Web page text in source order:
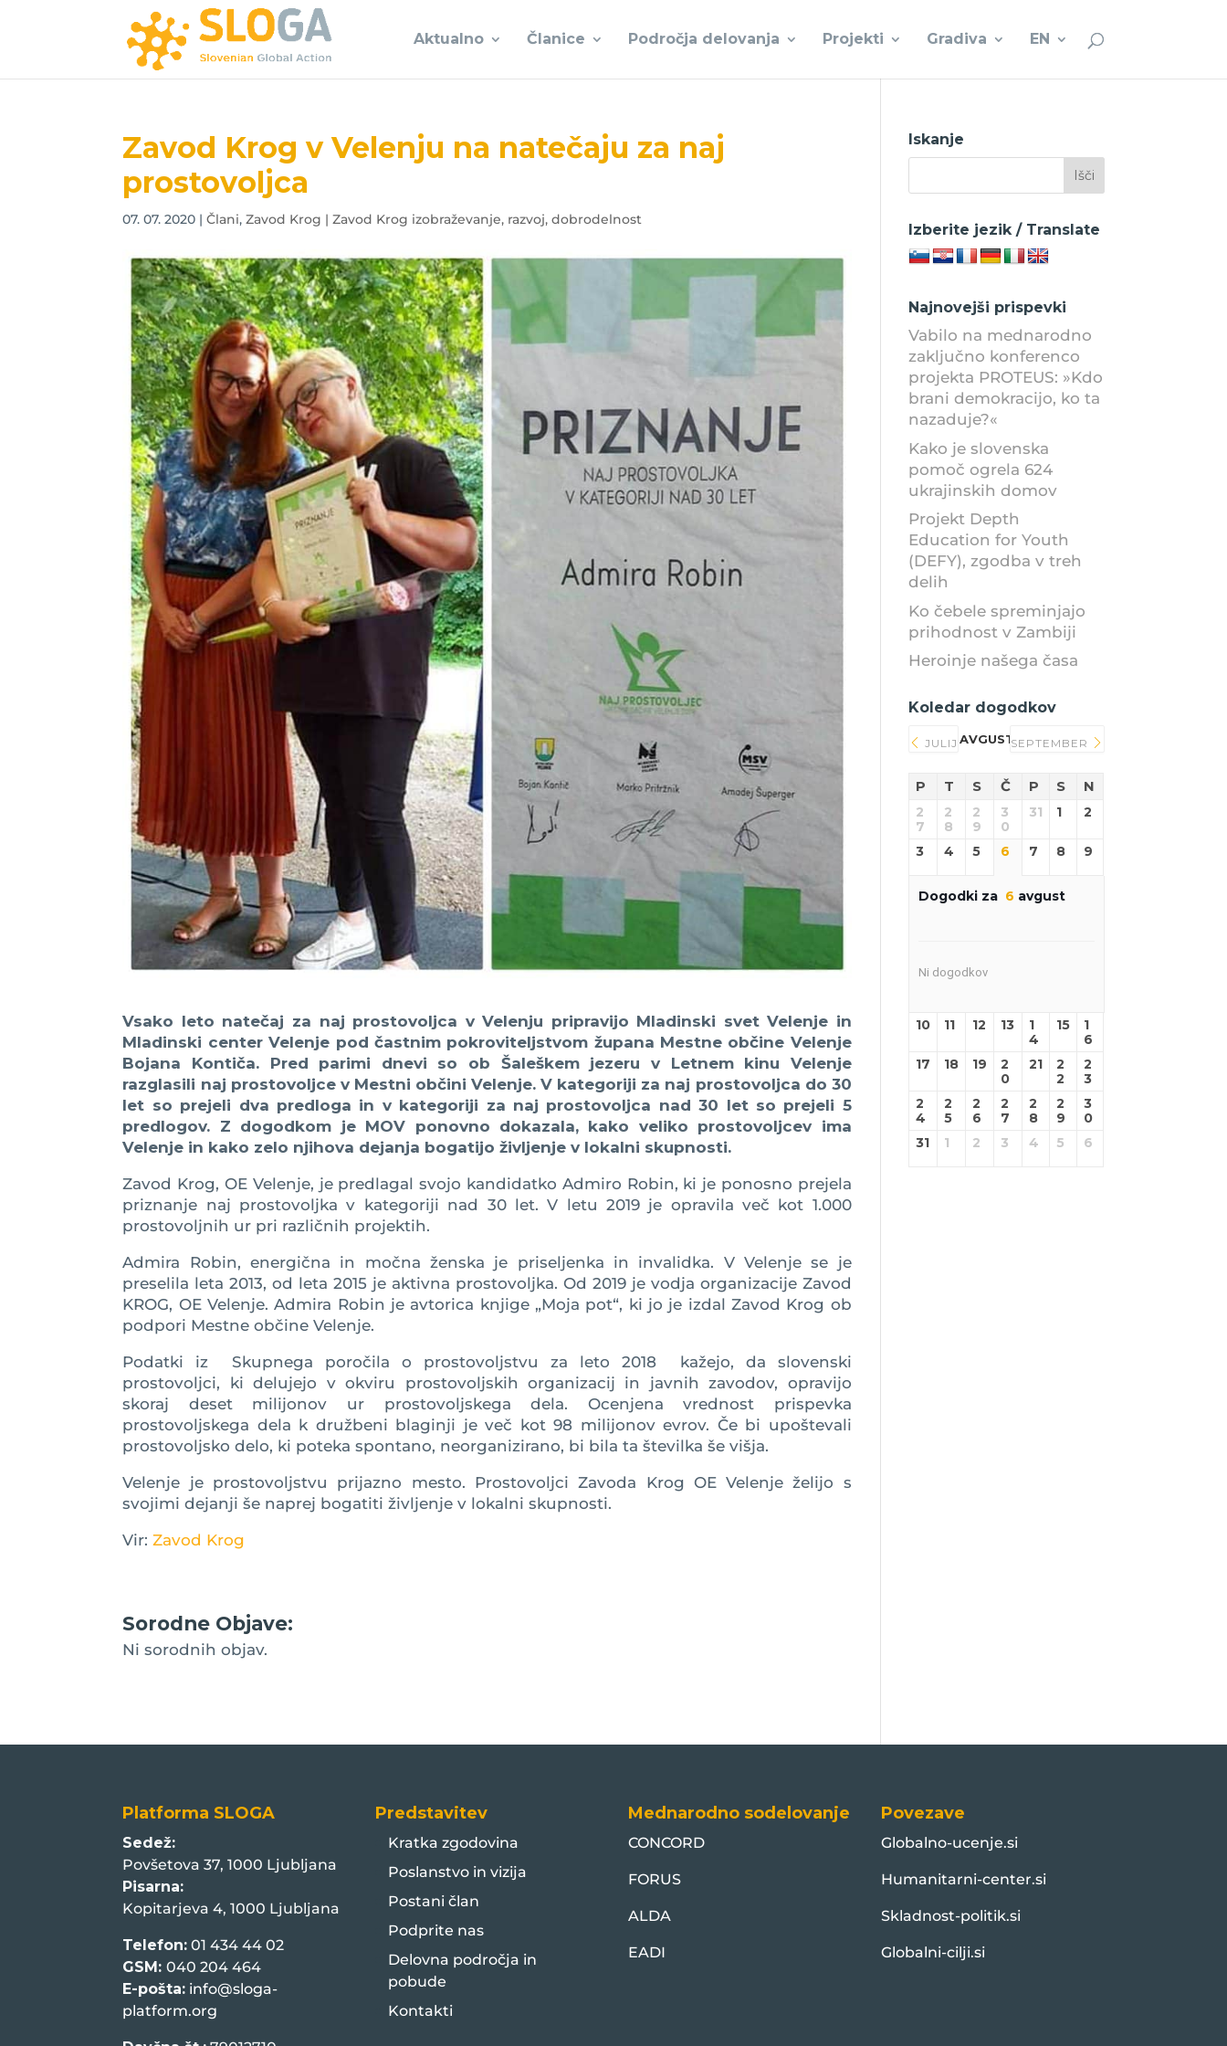
Aktualno Članice Področja delovanja Projekti Gradiva EN
Zavod Krog v Velenju na natečaju za naj
prostovoljca
07. 07. 2020 |Člani,Zavod Krog | Zavod Krog izobraževanje, razvoj, dobrodelnost
Vsako leto natečaj za naj prostovoljca v Velenju pripravijo Mladinski svet Velenje in
Mladinski center Velenje pod častnim pokroviteljstvom župana Mestne občine Velenje
Bojana Kontiča. Pred parimi dnevi so ob Šaleškem jezeru v Letnem kinu Velenje
razglasili naj prostovoljce v Mestni občini Velenje. V kategoriji za naj prostovoljca do 30
let so prejeli dva predloga in v kategoriji za naj prostovoljca nad 30 let so prejeli 5
predlogov. Z dogodkom je MOV ponovno dokazala, kako veliko prostovoljcev ima
Velenje in kako zelo njihova dejanja bogatijo življenje v lokalni skupnosti.
Zavod Krog, OE Velenje, je predlagal svojo kandidatko Admiro Robin, ki je ponosno prejela
priznanje naj prostovoljka v kategoriji nad 30 let. V letu 2019 je opravila več kot 1.000
prostovoljnih ur pri različnih projektih.
Admira Robin, energična in močna ženska je priseljenka in invalidka. V Velenje se je
preselila leta 2013, od leta 2015 je aktivna prostovoljka. Od 2019 je vodja organizacije Zavod
KROG, OE Velenje. Admira Robin je avtorica knjige „Moja pot“, ki jo je izdal Zavod Krog ob
podpori Mestne občine Velenje.
Podatki iz Skupnega poročila o prostovoljstvu za leto 2018 kažejo, da slovenski
prostovoljci, ki delujejo v okviru prostovoljskih organizacij in javnih zavodov, opravijo
skoraj deset milijonov ur prostovoljskega dela. Ocenjena vrednost prispevka
prostovoljskega dela k družbeni blaginji je več kot 98 milijonov evrov. Če bi upoštevali
prostovoljsko delo, ki poteka spontano, neorganizirano, bi bila ta številka še višja.
Velenje je prostovoljstvu prijazno mesto. Prostovoljci Zavoda Krog OE Velenje želijo s
svojimi dejanji še naprej bogatiti življenje v lokalni skupnosti.
Vir:Zavod Krog
Sorodne Objave:
Ni sorodnih objav.
Iskanje
Izberite jezik / Translate
Najnovejši prispevki
Vabilo na mednarodno
zaključno konferenco
projekta PROTEUS: »Kdo
brani demokracijo, ko ta
nazaduje?«
Kako je slovenska
pomoč ogrela 624
ukrajinskih domov
Projekt Depth
Education for Youth
(DEFY), zgodba v treh
delih
Ko čebele spreminjajo
prihodnost v Zambiji
Heroinje našega časa
Koledar dogodkov
JULIJ AVGUST 2026
SEPTEMBER
P T S Č P S N
2
7
2
8
2
9
3
0
31 1 2
3 4 5 6 7 8 9
Dogodki za 6 avgust
Ni dogodkov
10 11 12 13
1
4
15
1
6
17
18 19
2
0
21
2
2
2
3
2
4
2
5
2
6
2
7
2
8
2
9
3
0
31
1 2 3 4 5 6
Platforma SLOGA
Sedež:
Povšetova 37, 1000 Ljubljana
Pisarna:
Kopitarjeva 4, 1000 Ljubljana
Telefon: 01 434 44 02
GSM:040 204 464
E-pošta: info@sloga-
platform.org
Predstavitev
Kratka zgodovina
Poslanstvo in vizija
Postani član
Podprite nas
Delovna področja in
pobude
Kontakti
Mednarodno sodelovanje
CONCORD
FORUS
ALDA
EADI
Povezave
Globalno-ucenje.si
Humanitarni-center.si
Skladnost-politik.si
Globalni-cilji.si